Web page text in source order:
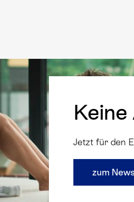
Jetzt für den
zum